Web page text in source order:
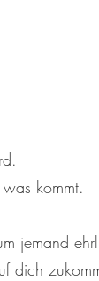
kommt.
jemand